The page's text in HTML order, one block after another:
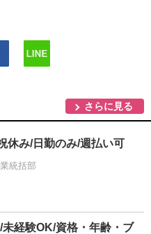
さらに見る
休み/日勤のみ/週払い可
統括部
経験OK/資格・年齢・ブ